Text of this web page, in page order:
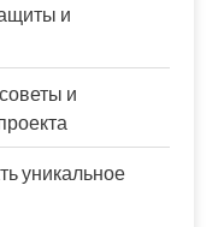
и
и
уникальное